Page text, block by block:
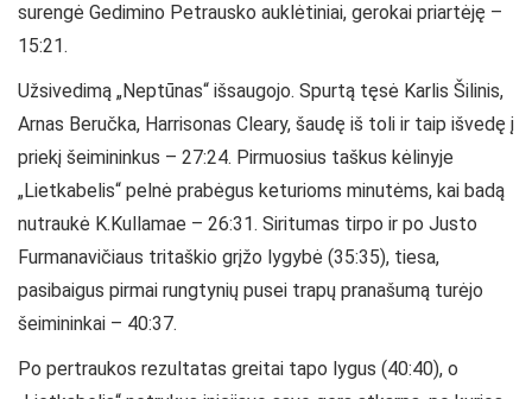
surengė Gedimino Petrausko auklėtiniai, gerokai priartėję –
15:21.
Užsivedimą „Neptūnas“ išsaugojo. Spurtą tęsė Karlis Šilinis,
Arnas Beručka, Harrisonas Cleary, šaudę iš toli ir taip išvedę į
priekį šeimininkus – 27:24. Pirmuosius taškus kėlinyje
„Lietkabelis“ pelnė prabėgus keturioms minutėms, kai badą
nutraukė K.Kullamae – 26:31. Siritumas tirpo ir po Justo
Furmanavičiaus tritaškio grįžo lygybė (35:35), tiesa,
pasibaigus pirmai rungtynių pusei trapų pranašumą turėjo
šeimininkai – 40:37.
Po pertraukos rezultatas greitai tapo lygus (40:40), o